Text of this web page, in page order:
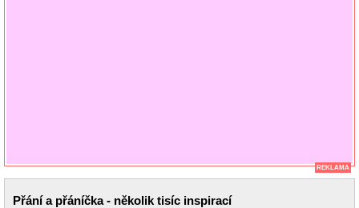
REKLAMA
Přání a přáníčka - několik tisíc inspirací